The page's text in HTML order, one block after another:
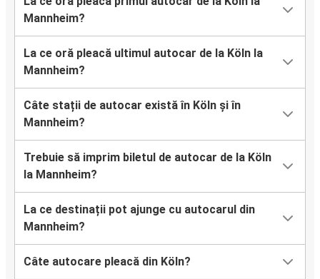
Mannheim?
La ce oră pleacă ultimul autocar de la Köln la
Mannheim?
Câte stații de autocar există în Köln și în
Mannheim?
Trebuie să imprim biletul de autocar de la Köln
la Mannheim?
La ce destinații pot ajunge cu autocarul din
Mannheim?
Câte autocare pleacă din Köln?